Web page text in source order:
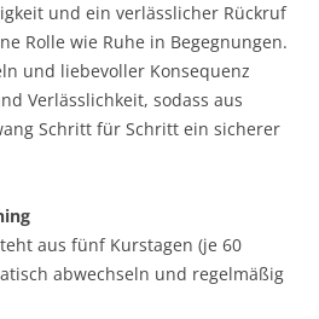
und ein verlässlicher Rückruf
Rolle wie Ruhe in Begegnungen.
und liebevoller Konsequenz
Verlässlichkeit, sodass aus
Schritt für Schritt ein sicherer
aus fünf Kurstagen (je 60
abwechseln und regelmäßig